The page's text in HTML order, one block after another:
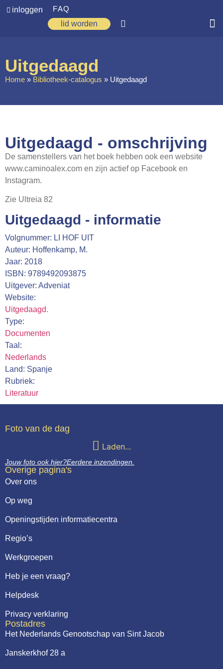
inloggen
FAQ
lid worden
Zoeken
Ervaringen
Regio’s
Contact
Uitgedaagd
Home » Bibliotheek-catalogus » Uitgedaagd
Uitgedaagd - omschrijving
De samenstellers van het boek hebben ook een website
www.caminoalex.com en zijn actief op Facebook en
Instagram.
Zie Ultreia 82
Uitgedaagd - informatie
Volgnummer: LI HOF UIT
Auteur: Hoffenkamp, M.
Jaar: 2018
ISBN: 9789492093875
Uitgever: Adveniat
Website:
Uitgedaagd.
Type:
Documenten
Taal:
Nederlands
Land: Spanje
Rubriek:
Literatuur
Foto van de dag
Laden...
Jouw foto ook hier?Eerdere inzendingen.
Overige pagina's
Over ons
Op weg
Openingstijden informatiecentra
Regio’s
Werkgroepen
Heb je een vraag?
Helpdesk
Privacy verklaring
Postadres
Het Nederlands Genootschap van Sint Jacob
Janskerkhof 28 a